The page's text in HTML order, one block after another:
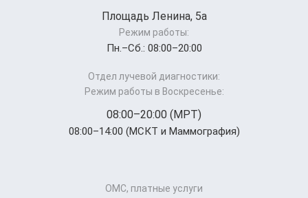
Площадь Ленина, 5а
Режим работы:
Пн.–Cб.: 08:00–20:00
Отдел лучевой диагностики:
Режим работы в Воскресенье:
08:00–20:00 (МРТ)
08:00–14:00 (МСКТ и Маммография)
ОМС, платные услуги